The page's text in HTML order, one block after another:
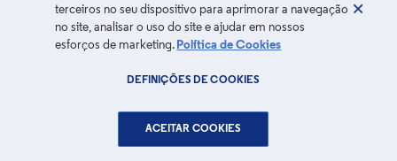
terceiros no seu dispositivo para aprimorar a navegação
no site, analisar o uso do site e ajudar em nossos
esforços de marketing. Política de Cookies
DEFINIÇÕES DE COOKIES
ACEITAR COOKIES